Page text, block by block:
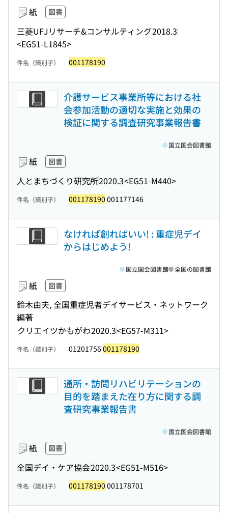
紙 図書
三菱UFJリサーチ&コンサルティング2018.3
<EG51-L1845>
件名（識別子） 001178190
介護サービス事業所等における社
会参加活動の適切な実施と効果の
検証に関する調査研究事業報告書
紙 図書
人とまちづくり研究所2020.3<EG51-M440>
国立国会図書館
件名（識別子） 001178190 001177146
なければ創ればいい! : 重症児デイ
からはじめよう!
紙 図書
鈴木由夫, 全国重症児者デイサービス・ネットワーク
編著
クリエイツかもがわ2020.3<EG57-M311>
国立国会図書館 全国の図書館
件名（識別子） 01201756001178190
通所・訪問リハビリテーションの
目的を踏まえた在り方に関する調
査研究事業報告書
紙 図書
全国デイ・ケア協会2020.3<EG51-M516>
国立国会図書館
件名（識別子） 001178190 001178701